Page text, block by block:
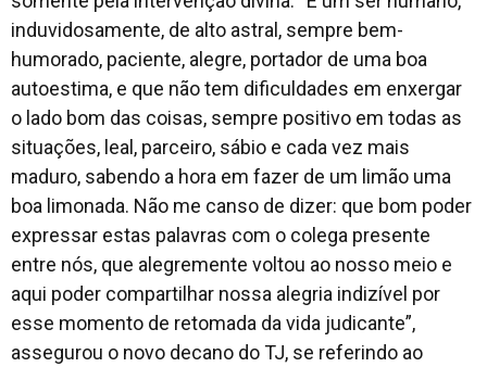
induvidosamente, de alto astral, sempre bem-
humorado, paciente, alegre, portador de uma boa
autoestima, e que não tem dificuldades em enxergar
o lado bom das coisas, sempre positivo em todas as
situações, leal, parceiro, sábio e cada vez mais
maduro, sabendo a hora em fazer de um limão uma
boa limonada. Não me canso de dizer: que bom poder
expressar estas palavras com o colega presente
entre nós, que alegremente voltou ao nosso meio e
aqui poder compartilhar nossa alegria indizível por
esse momento de retomada da vida judicante”,
assegurou o novo decano do TJ, se referindo ao